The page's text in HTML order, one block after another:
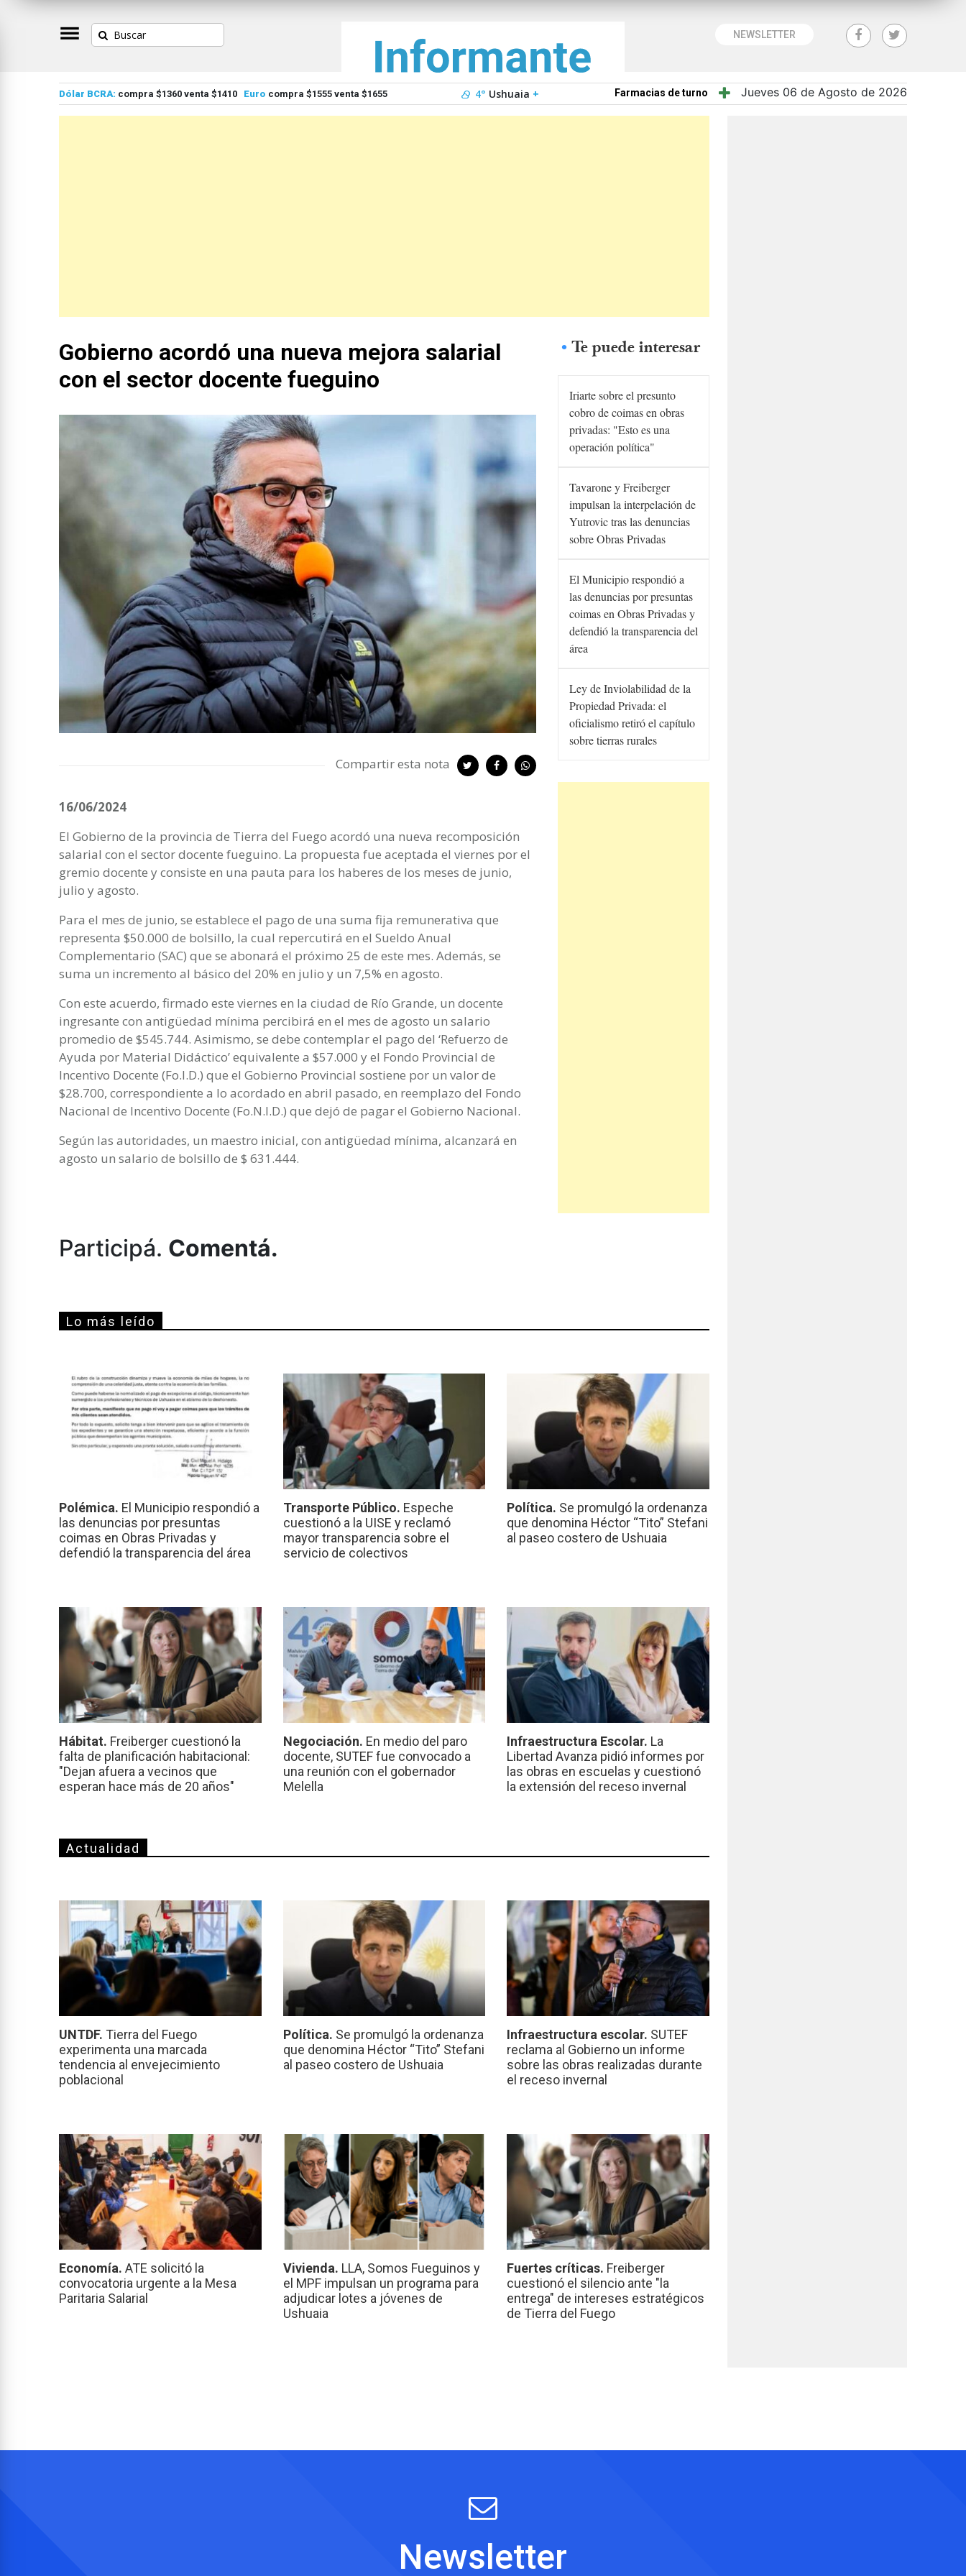
NEWSLETTER
Dólar BCRA: compra $1360 venta $1410 Euro compra $1555 venta $1655 4° Ushuaia + Farmacias de turno Jueves 06 de Agosto de 2026
Gobierno acordó una nueva mejora salarial
con el sector docente fueguino
Compartir esta nota
16/06/2024
El Gobierno de la provincia de Tierra del Fuego acordó una nueva recomposición
salarial con el sector docente fueguino. La propuesta fue aceptada el viernes por el
gremio docente y consiste en una pauta para los haberes de los meses de junio,
julio y agosto.
Para el mes de junio, se establece el pago de una suma fija remunerativa que
representa $50.000 de bolsillo, la cual repercutirá en el Sueldo Anual
Complementario (SAC) que se abonará el próximo 25 de este mes. Además, se
suma un incremento al básico del 20% en julio y un 7,5% en agosto.
Con este acuerdo, firmado este viernes en la ciudad de Río Grande, un docente
ingresante con antigüedad mínima percibirá en el mes de agosto un salario
promedio de $545.744. Asimismo, se debe contemplar el pago del ‘Refuerzo de
Ayuda por Material Didáctico’ equivalente a $57.000 y el Fondo Provincial de
Incentivo Docente (Fo.I.D.) que el Gobierno Provincial sostiene por un valor de
$28.700, correspondiente a lo acordado en abril pasado, en reemplazo del Fondo
Nacional de Incentivo Docente (Fo.N.I.D.) que dejó de pagar el Gobierno Nacional.
Según las autoridades, un maestro inicial, con antigüedad mínima, alcanzará en
agosto un salario de bolsillo de $ 631.444.
Te puede interesar
Iriarte sobre el presunto
cobro de coimas en obras
privadas: "Esto es una
operación política"
Tavarone y Freiberger
impulsan la interpelación de
Yutrovic tras las denuncias
sobre Obras Privadas
El Municipio respondió a
las denuncias por presuntas
coimas en Obras Privadas y
defendió la transparencia del
área
Ley de Inviolabilidad de la
Propiedad Privada: el
oficialismo retiró el capítulo
sobre tierras rurales
Participá. Comentá.
Lo más leído
Polémica. El Municipio respondió a
las denuncias por presuntas
coimas en Obras Privadas y
defendió la transparencia del área
Transporte Público. Espeche
cuestionó a la UISE y reclamó
mayor transparencia sobre el
servicio de colectivos
Política. Se promulgó la ordenanza
que denomina Héctor “Tito” Stefani
al paseo costero de Ushuaia
Hábitat. Freiberger cuestionó la
falta de planificación habitacional:
"Dejan afuera a vecinos que
esperan hace más de 20 años"
Negociación. En medio del paro
docente, SUTEF fue convocado a
una reunión con el gobernador
Melella
Infraestructura Escolar. La
Libertad Avanza pidió informes por
las obras en escuelas y cuestionó
la extensión del receso invernal
Actualidad
UNTDF. Tierra del Fuego
experimenta una marcada
tendencia al envejecimiento
poblacional
Política. Se promulgó la ordenanza
que denomina Héctor “Tito” Stefani
al paseo costero de Ushuaia
Infraestructura escolar. SUTEF
reclama al Gobierno un informe
sobre las obras realizadas durante
el receso invernal
Economía. ATE solicitó la
convocatoria urgente a la Mesa
Paritaria Salarial
Vivienda. LLA, Somos Fueguinos y
el MPF impulsan un programa para
adjudicar lotes a jóvenes de
Ushuaia
Fuertes críticas. Freiberger
cuestionó el silencio ante "la
entrega" de intereses estratégicos
de Tierra del Fuego
Newsletter